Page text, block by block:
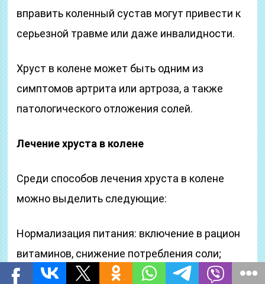
вправить коленный сустав могут привести к
серьезной травме или даже инвалидности.
Хруст в колене может быть одним из
симптомов артрита или артроза, а также
патологического отложения солей.
Лечение хруста в колене
Среди способов лечения хруста в колене
можно выделить следующие:
Нормализация питания: включение в рацион
витаминов, снижение потребления соли;